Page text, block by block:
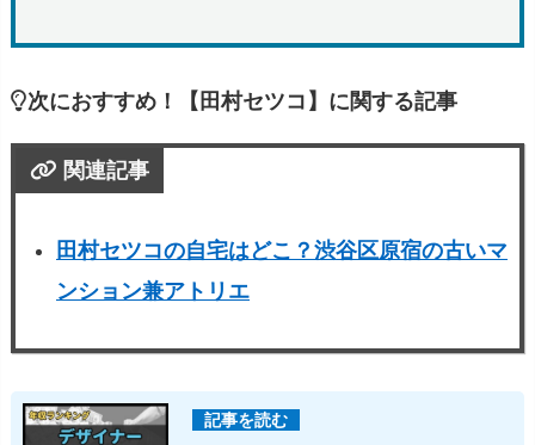
次におすすめ！【田村セツコ】に関する記事
関連記事
田村セツコの自宅はどこ？渋谷区原宿の古いマ
ンション兼アトリエ